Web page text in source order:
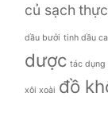
củ sạch
dầu bưởi tinh dầu
dược tác dụng
xôi xoài đồ